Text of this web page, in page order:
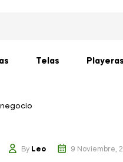
Telas Playeras
By Leo 9 Noviembre,